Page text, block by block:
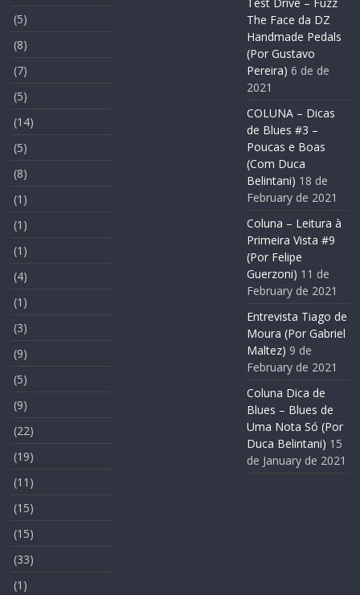
(5)
(8)
(7)
(5)
(14)
(5)
(8)
(1)
(1)
(1)
(4)
(1)
(3)
(9)
(5)
(9)
(22)
(19)
(11)
(15)
(15)
(33)
(1)
The Face da DZ
Handmade Pedals
(Por Gustavo
Pereira) 6 de de
2021
COLUNA – Dicas
de Blues #3 –
Poucas e Boas
(Com Duca
Belintani) 18 de
February de 2021
Coluna – Leitura à
Primeira Vista #9
(Por Felipe
Guerzoni) 11 de
February de 2021
Entrevista Tiago de
Moura (Por Gabriel
Maltez) 9 de
February de 2021
Coluna Dica de
Blues – Blues de
Uma Nota Só (Por
Duca Belintani) 15
de January de 2021